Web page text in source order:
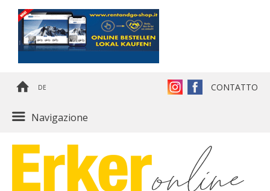
DE CONTATTO
Navigazione